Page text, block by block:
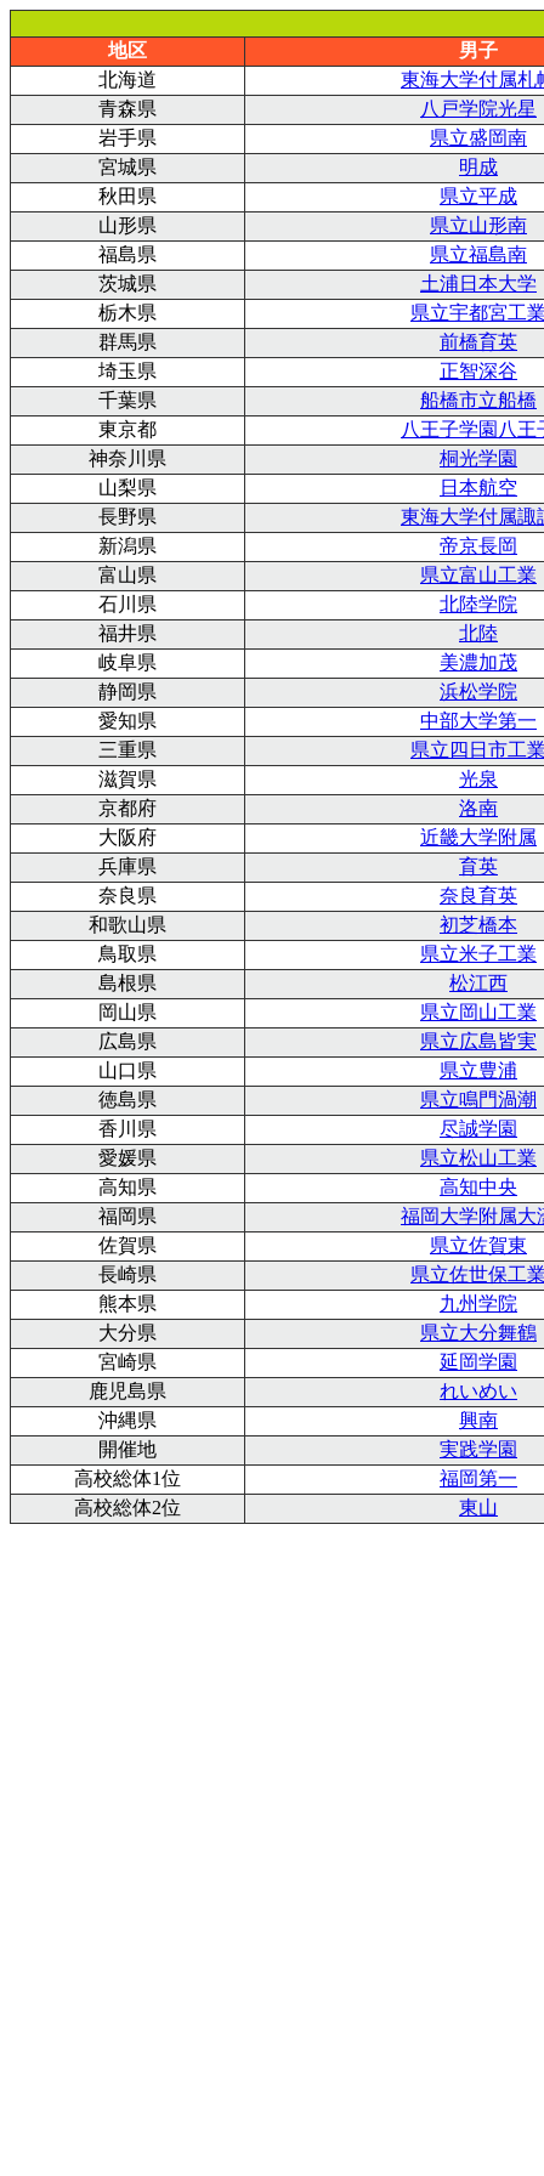
地区
男子
北海道
東海大学付属札
青森県
八戸学院光星
岩手県
県立盛岡南
宮城県
明成
秋田県
県立平成
山形県
県立山形南
福島県
県立福島南
茨城県
土浦日本大学
栃木県
県立宇都宮工
群馬県
前橋育英
埼玉県
正智深谷
千葉県
船橋市立船橋
東京都
八王子学園八王
神奈川県
桐光学園
山梨県
日本航空
長野県
東海大学付属諏
新潟県
帝京長岡
富山県
県立富山工業
石川県
北陸学院
福井県
北陸
岐阜県
美濃加茂
静岡県
浜松学院
愛知県
中部大学第一
三重県
県立四日市工
滋賀県
光泉
京都府
洛南
大阪府
近畿大学附属
兵庫県
育英
奈良県
奈良育英
和歌山県
初芝橋本
鳥取県
県立米子工業
島根県
松江西
岡山県
県立岡山工業
広島県
県立広島皆実
山口県
県立豊浦
徳島県
県立鳴門渦潮
香川県
尽誠学園
愛媛県
県立松山工業
高知県
高知中央
福岡県
福岡大学附属大
佐賀県
県立佐賀東
長崎県
県立佐世保工
熊本県
九州学院
大分県
県立大分舞鶴
宮崎県
延岡学園
鹿児島県
れいめい
沖縄県
興南
開催地
実践学園
高校総体1位
福岡第一
高校総体2位
東山